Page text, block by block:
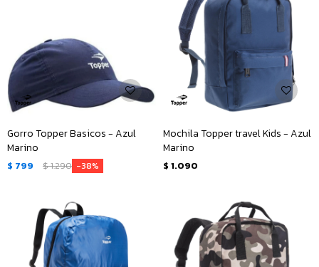
Gorro Topper Basicos - Azul
Marino
$ 799 $1.290 38
Mochila Topper travel Kids - Azul
Marino
$ 1.090